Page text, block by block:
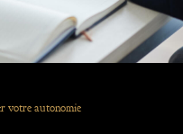
votre autonomie